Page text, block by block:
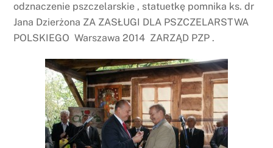
odznaczenie pszczelarskie , statuetkę pomnika ks. dr
Jana Dzierżona ZA ZASŁUGI DLA PSZCZELARSTWA
POLSKIEGO Warszawa 2014 ZARZĄD PZP .